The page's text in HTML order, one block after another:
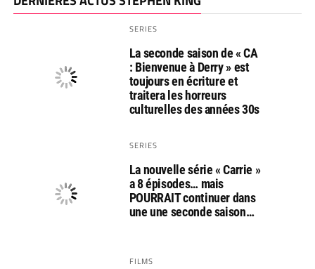
SERIES
La seconde saison de « CA
: Bienvenue à Derry » est
toujours en écriture et
traitera les horreurs
culturelles des années 30s
SERIES
La nouvelle série « Carrie »
a 8 épisodes… mais
POURRAIT continuer dans
une une seconde saison…
FILMS